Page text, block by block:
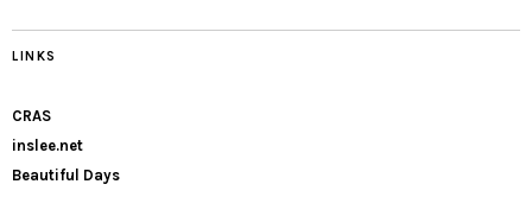
LINKS
CRAS
inslee.net
Beautiful Days